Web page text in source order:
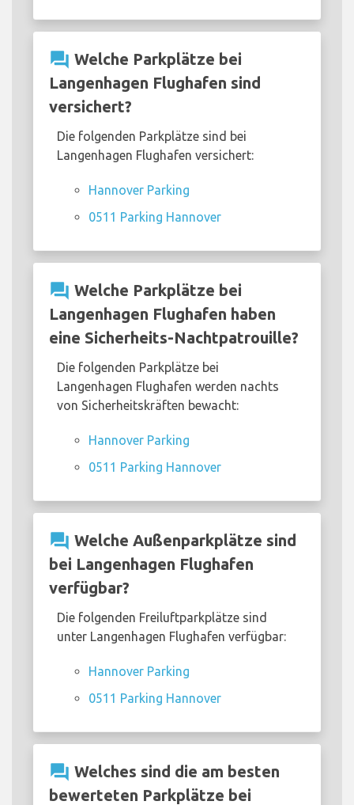
question_answer Welche Parkplätze bei
Langenhagen Flughafen sind
versichert?
Die folgenden Parkplätze sind bei
Langenhagen Flughafen versichert:
Hannover Parking
0511 Parking Hannover
question_answer Welche Parkplätze bei
Langenhagen Flughafen haben
eine Sicherheits-Nachtpatrouille?
Die folgenden Parkplätze bei
Langenhagen Flughafen werden nachts
von Sicherheitskräften bewacht:
Hannover Parking
0511 Parking Hannover
question_answer Welche Außenparkplätze sind
bei Langenhagen Flughafen
verfügbar?
Die folgenden Freiluftparkplätze sind
unter Langenhagen Flughafen verfügbar:
Hannover Parking
0511 Parking Hannover
question_answer Welches sind die am besten
bewerteten Parkplätze bei